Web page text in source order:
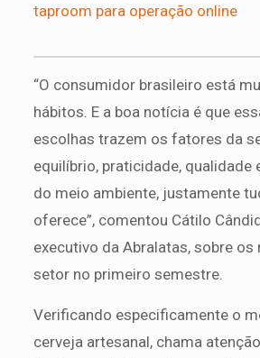
taproom para operação online
“O consumidor brasileiro está
hábitos. E a boa notícia é que
escolhas trazem os fatores da
equilíbrio, praticidade, qualidade
do meio ambiente, justamente
oferece”, comentou Cátilo
executivo da Abralatas, sobre
setor no primeiro semestre.
Verificando especificamente o
cerveja artesanal, chama